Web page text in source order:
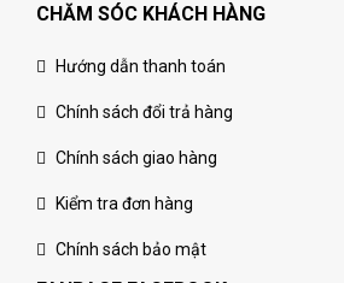
CHĂM SÓC KHÁCH HÀNG
Hướng dẫn thanh toán
Chính sách đổi trả hàng
Chính sách giao hàng
Kiểm tra đơn hàng
Chính sách bảo mật